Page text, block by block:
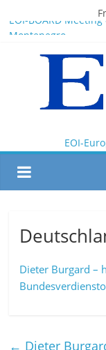
EOI-BOARD Meeting
Montenegro
News for members
EOI – General
President Milkov
Artificial
EOI-
Dieter Burgard –
← Dieter